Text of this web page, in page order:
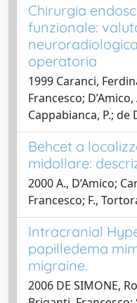
Chirurgia
funzionale:
operatoria
1999 Caranci,
Francesco;
Cappabianca, P.; de
Behcet a
midollare:
2000 A., D’Amico;
Francesco; F.,
Intracranial
papilledema
migraine.
2006 DE SIMONE,